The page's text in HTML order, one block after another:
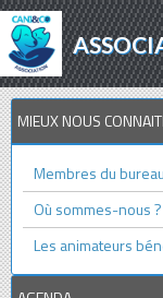
MIEUX NOUS
Membres du bureau
Où sommes-nous ?
Les animateurs